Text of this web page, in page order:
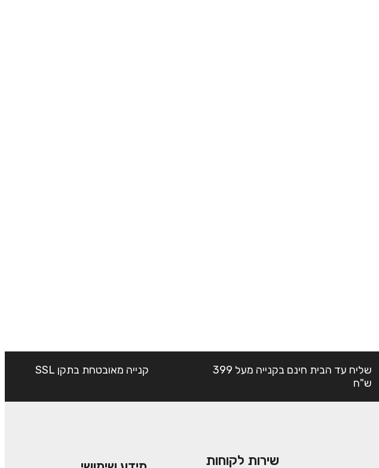
שליח עד הבית חינם בקנייה מעל 399
ש"ח
קנייה מאובטחת בתקן SSL
שירות לקוחות